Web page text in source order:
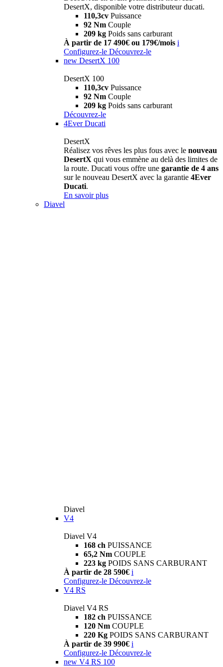
DesertX, disponible votre distributeur ducati.
110,3cv Puissance
92 Nm Couple
209 kg Poids sans carburant
À partir de 17 490€ ou 179€/mois i
Configurez-le Découvrez-le
new DesertX 100
DesertX 100
110,3cv Puissance
92 Nm Couple
209 kg Poids sans carburant
Découvrez-le
4Ever Ducati
DesertX
Réalisez vos rêves les plus fous avec le nouveau
DesertX qui vous emmène au delà des limites de
la route. Ducati vous offre une garantie de 4 ans
sur le nouveau DesertX avec la garantie 4Ever
Ducati.
En savoir plus
Diavel
Diavel
V4
Diavel V4
168 ch PUISSANCE
65,2 Nm COUPLE
223 kg POIDS SANS CARBURANT
À partir de 28 590€ i
Configurez-le Découvrez-le
V4 RS
Diavel V4 RS
182 ch PUISSANCE
120 Nm COUPLE
220 Kg POIDS SANS CARBURANT
À partir de 39 990€ i
Configurez-le Découvrez-le
new V4 RS 100